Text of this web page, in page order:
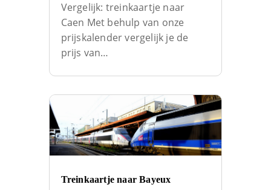
Vergelijk: treinkaartje naar
Caen Met behulp van onze
prijskalender vergelijk je de
prijs van…
Treinkaartje naar Bayeux